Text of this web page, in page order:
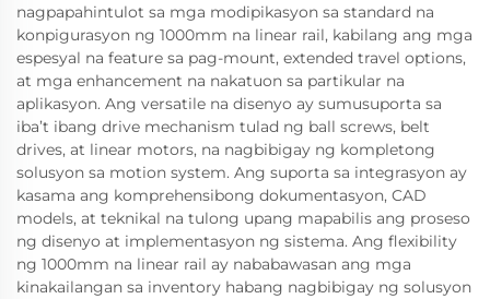
nagpapahintulot sa mga modipikasyon sa standard na
konpigurasyon ng 1000mm na linear rail, kabilang ang mga
espesyal na feature sa pag-mount, extended travel options,
at mga enhancement na nakatuon sa partikular na
aplikasyon. Ang versatile na disenyo ay sumusuporta sa
iba’t ibang drive mechanism tulad ng ball screws, belt
drives, at linear motors, na nagbibigay ng kompletong
solusyon sa motion system. Ang suporta sa integrasyon ay
kasama ang komprehensibong dokumentasyon, CAD
models, at teknikal na tulong upang mapabilis ang proseso
ng disenyo at implementasyon ng sistema. Ang flexibility
ng 1000mm na linear rail ay nababawasan ang mga
kinakailangan sa inventory habang nagbibigay ng solusyon